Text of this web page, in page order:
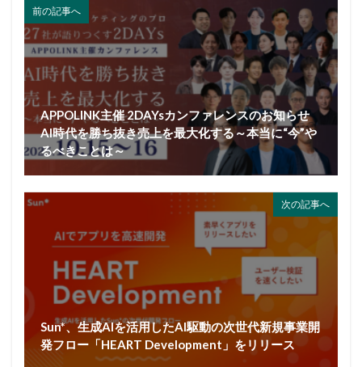
前の記事へ
APPOLINK主催 2DAYsカンファレンスのお知らせ
AI時代を勝ち抜き売上を最大化する～本当に“今”や
るべきことは～
次の記事へ
Sun*、生成AIを活用したAI駆動の次世代新規事業開
発フロー「HEART Development」をリリース